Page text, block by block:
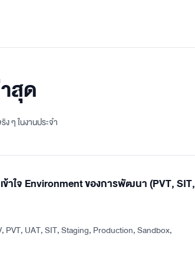
สุด
ๆ ในงานประจำ
าใจ Environment ของการพัฒนา (PVT, SIT,
PVT, UAT, SIT, Staging, Production, Sandbox,